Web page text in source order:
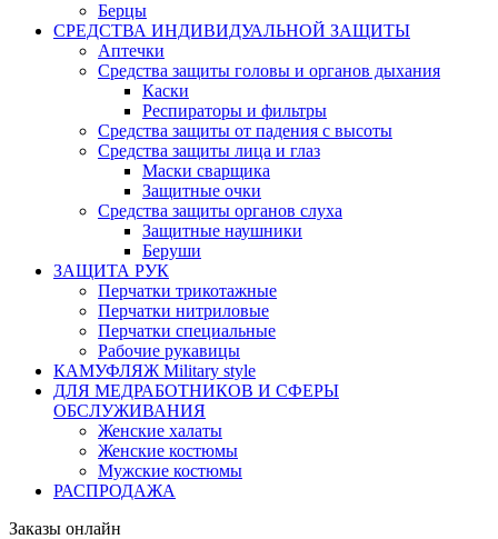
Берцы
СРЕДСТВА ИНДИВИДУАЛЬНОЙ ЗАЩИТЫ
Аптечки
Средства защиты головы и органов дыхания
Каски
Респираторы и фильтры
Средства защиты от падения с высоты
Средства защиты лица и глаз
Маски сварщика
Защитные очки
Средства защиты органов слуха
Защитные наушники
Беруши
ЗАЩИТА РУК
Перчатки трикотажные
Перчатки нитриловые
Перчатки специальные
Рабочие рукавицы
КАМУФЛЯЖ Military style
ДЛЯ МЕДРАБОТНИКОВ И СФЕРЫ
ОБСЛУЖИВАНИЯ
Женские халаты
Женские костюмы
Мужские костюмы
РАСПРОДАЖА
Заказы онлайн